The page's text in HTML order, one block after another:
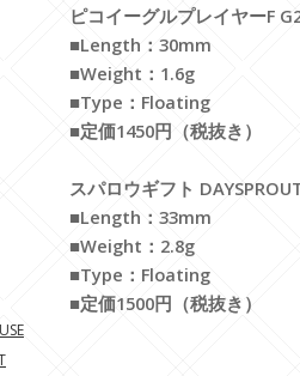
ピコイーグルプレイヤーF
■Length：30mm
■Weight：1.6g
■Type：Floating
■定価1450円（税抜き）
スパロウギフト
■Length：33mm
■Weight：2.8g
■Type：Floating
■定価1500円（税抜き）